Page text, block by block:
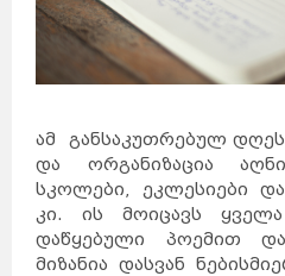
ამ განსაკუთრებულ
და ორგანიზაცია
სკოლები, ეკლესიები
კი. ის მოიცავს
დაწყებული პოემით
მიზანია დასვან